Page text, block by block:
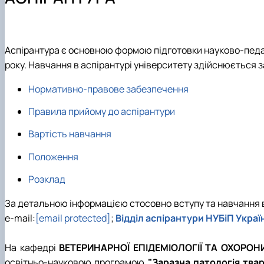
Аспірантура
Вступнику
Співпраця
Наукова робота студентів
Ветеринарна епідеміологія
Організація ветеринарної справи
Паразитологія та тропічна ветеринарія
Сільськогосподарська мікробіологія
Аспірантура є основною формою підготовки науково-
року. Навчання в аспірантурі університету
Нормативно-правове забезпечення
Правила прийому до аспірантури
Вартість навчання
Положення
Розклад
За детальною інформацією стосовно вступу та навчання
e-mail:[email protected]; Відділ аспірантури НУБіП
На кафедрі ВЕТЕРИНАРНОЇ ЕПІДЕМІОЛОГІЇ ТА